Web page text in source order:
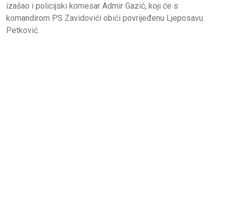
izašao i policijski komesar Admir Gazić, koji će s
komandirom PS Zavidovići obići povrijeđenu Ljeposavu
Petković.